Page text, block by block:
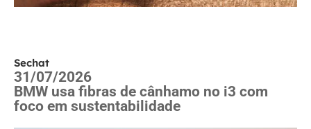
Sechat
31/07/2026
BMW usa fibras de cânhamo no i3 com
foco em sustentabilidade